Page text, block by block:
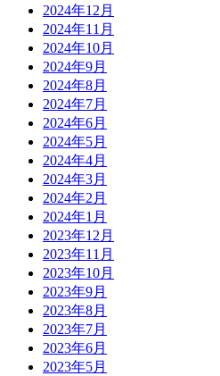
2024年12月
2024年11月
2024年10月
2024年9月
2024年8月
2024年7月
2024年6月
2024年5月
2024年4月
2024年3月
2024年2月
2024年1月
2023年12月
2023年11月
2023年10月
2023年9月
2023年8月
2023年7月
2023年6月
2023年5月